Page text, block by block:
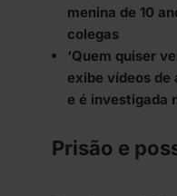
menina de 10
colegas
‘Quem quiser
exibe vídeos de
e é investigada
Prisão e